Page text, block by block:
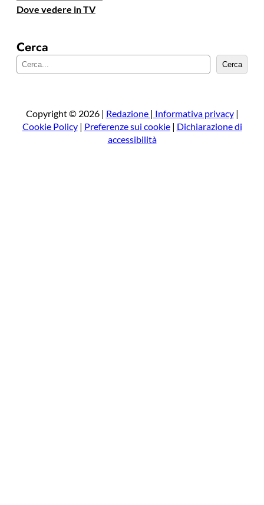
Dove vedere in TV
Cerca
e
a
Cerca
Copyright © 2026 | Redazione | Informativa privacy|
Cookie Policy| Preferenze sui cookie| Dichiarazione di
accessibilità